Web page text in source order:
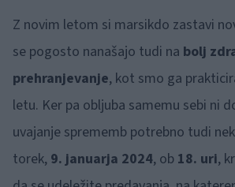
Z novim letom si marsikdo zastavi
se pogosto nanašajo tudi na bolj
prehranjevanje, kot smo ga
letu. Ker pa obljuba samemu sebi ni
uvajanje sprememb potrebno tudi
torek, 9. januarja 2024, ob 18. uri,